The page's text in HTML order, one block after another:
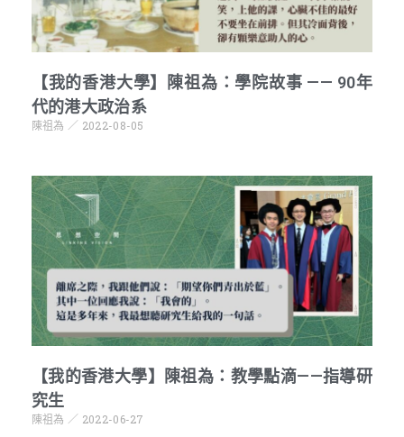
【我的香港大學】陳祖為：學院故事 —— 90年
代的港大政治系
陳祖為 2022-08-05
【我的香港大學】陳祖為：教學點滴——指導研
究生
陳祖為 2022-06-27